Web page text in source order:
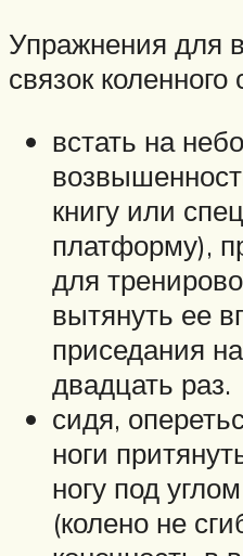
Упражнения для
связок коленного
встать на
книгу или
платформу),
для
вытянуть ее
приседания
двадцать раз.
сидя,
ноги
ногу под
(колено не